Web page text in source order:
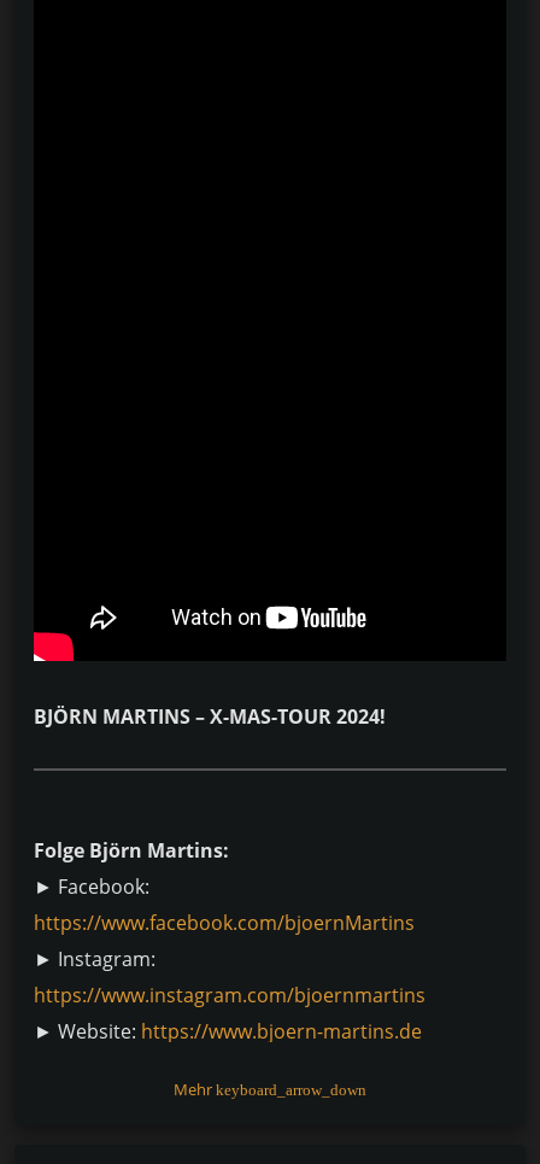
BJÖRN MARTINS – X-MAS-TOUR 2024!
Folge Björn Martins:
► Facebook:
https://www.facebook.com/bjoernMartins
► Instagram:
https://www.instagram.com/bjoernmartins
► Website: https://www.bjoern-martins.de
#BjörnMartins #Vielleicht2025 #DAmusic
Mehr keyboard_arrow_down